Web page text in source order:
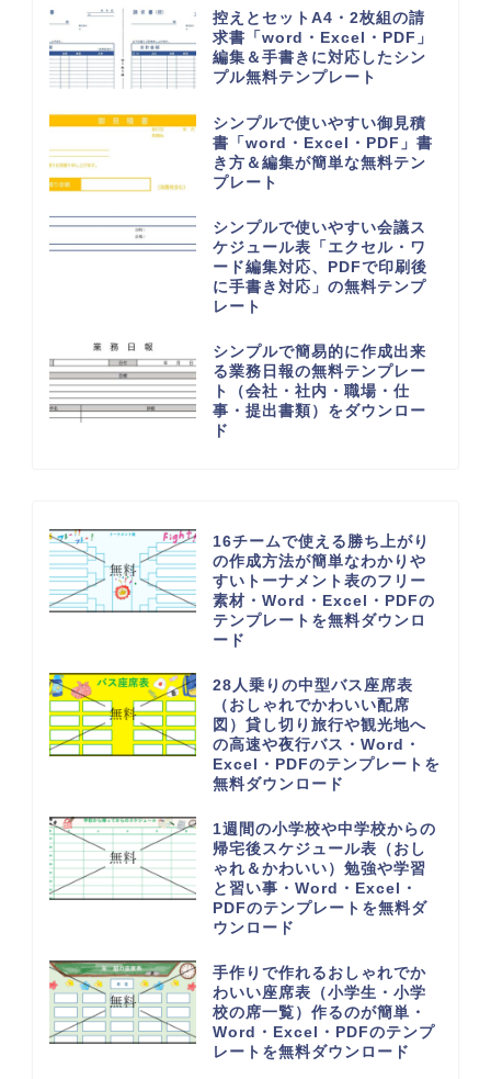
控えとセットA4・2枚組の請
求書「word・Excel・PDF」
編集＆手書きに対応したシン
プル無料テンプレート
シンプルで使いやすい御見積
書「word・Excel・PDF」書
き方＆編集が簡単な無料テン
プレート
シンプルで使いやすい会議ス
ケジュール表「エクセル・ワ
ード編集対応、PDFで印刷後
に手書き対応」の無料テンプ
レート
シンプルで簡易的に作成出来
る業務日報の無料テンプレー
ト（会社・社内・職場・仕
事・提出書類）をダウンロー
ド
16チームで使える勝ち上がり
の作成方法が簡単なわかりや
すいトーナメント表のフリー
素材・Word・Excel・PDFの
テンプレートを無料ダウンロ
ード
28人乗りの中型バス座席表
（おしゃれでかわいい配席
図）貸し切り旅行や観光地へ
の高速や夜行バス・Word・
Excel・PDFのテンプレートを
無料ダウンロード
1週間の小学校や中学校からの
帰宅後スケジュール表（おし
ゃれ＆かわいい）勉強や学習
と習い事・Word・Excel・
PDFのテンプレートを無料ダ
ウンロード
手作りで作れるおしゃれでか
わいい座席表（小学生・小学
校の席一覧）作るのが簡単・
Word・Excel・PDFのテンプ
レートを無料ダウンロード